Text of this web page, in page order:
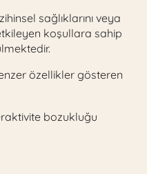
sağlıklarını veya
koşullara sahip
özellikler gösteren
bozukluğu